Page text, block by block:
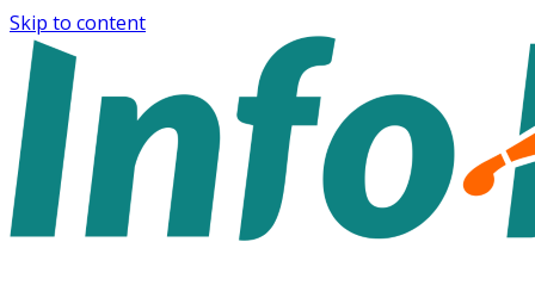
Skip to content